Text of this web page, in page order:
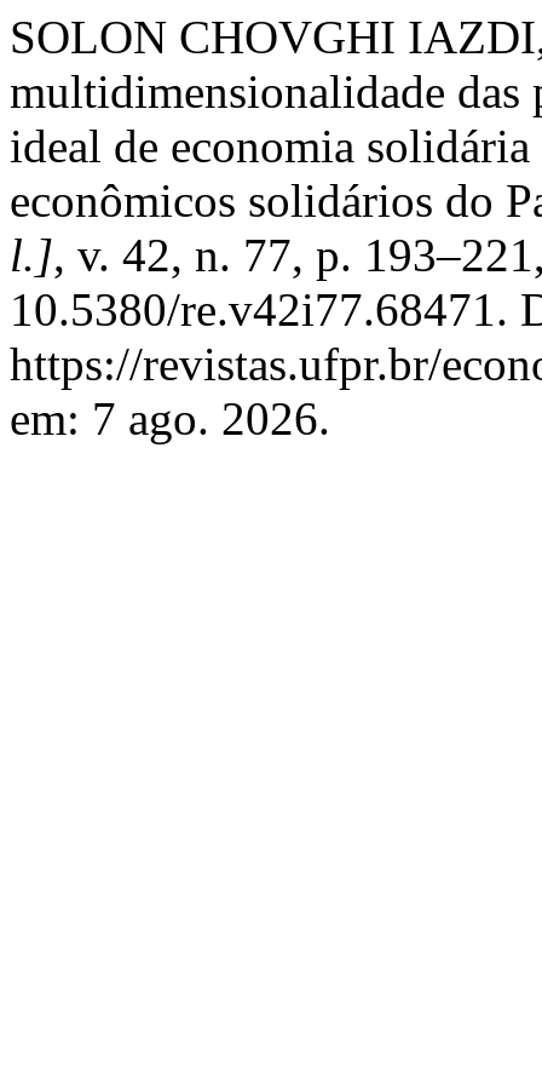
SOLON CHOVGHI
multidimensionalidade das
ideal de economia
econômicos solidários do
l.], v. 42, n. 77, p.
10.5380/re.v42i77.68471.
https://revistas.ufpr.br/
em: 7 ago. 2026.